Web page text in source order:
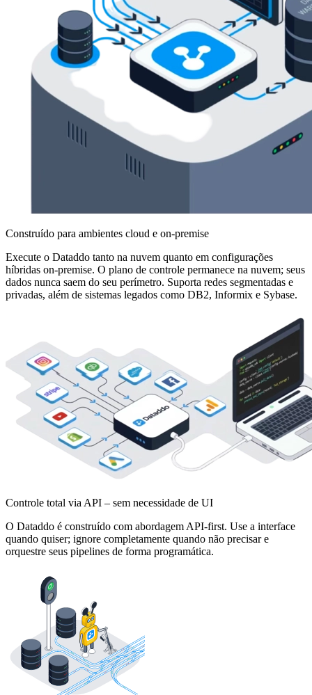
Construído para ambientes cloud e on-premise
Execute o Dataddo tanto na nuvem quanto em configurações
híbridas on-premise. O plano de controle permanece na nuvem; seus
dados nunca saem do seu perímetro. Suporta redes segmentadas e
privadas, além de sistemas legados como DB2, Informix e Sybase.
Controle total via API – sem necessidade de UI
O Dataddo é construído com abordagem API-first. Use a interface
quando quiser; ignore completamente quando não precisar e
orquestre seus pipelines de forma programática.